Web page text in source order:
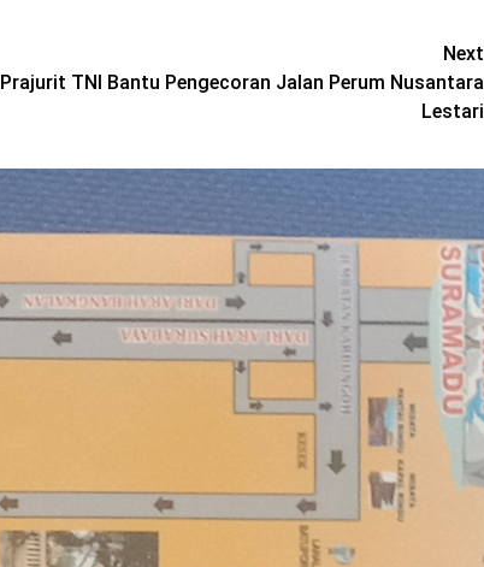
Next
Prajurit TNI Bantu Pengecoran Jalan Perum Nusantara
Lestari